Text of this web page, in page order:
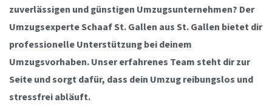
zuverlässigen und günstigen Umzugsunternehmen? Der
Umzugsexperte Schaaf St. Gallen aus St. Gallen bietet dir
professionelle Unterstützung bei deinem
Umzugsvorhaben. Unser erfahrenes Team steht dir zur
Seite und sorgt dafür, dass dein Umzug reibungslos und
stressfrei abläuft.